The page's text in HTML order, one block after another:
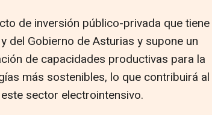
de inversión público-privada que tiene
del Gobierno de Asturias y supone un
de capacidades productivas para la
más sostenibles, lo que contribuirá al
sector electrointensivo.